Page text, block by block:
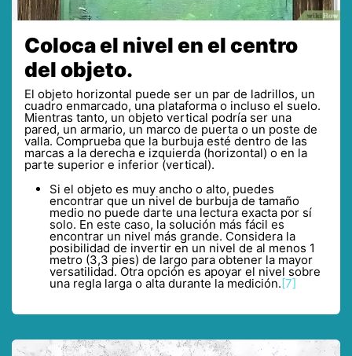
Coloca el nivel en el centro
del objeto.
El objeto horizontal puede ser un par de ladrillos, un
cuadro enmarcado, una plataforma o incluso el suelo.
Mientras tanto, un objeto vertical podría ser una
pared, un armario, un marco de puerta o un poste de
valla. Comprueba que la burbuja esté dentro de las
marcas a la derecha e izquierda (horizontal) o en la
parte superior e inferior (vertical).
Si el objeto es muy ancho o alto, puedes
encontrar que un nivel de burbuja de tamaño
medio no puede darte una lectura exacta por sí
solo. En este caso, la solución más fácil es
encontrar un nivel más grande. Considera la
posibilidad de invertir en un nivel de al menos 1
metro (3,3 pies) de largo para obtener la mayor
versatilidad. Otra opción es apoyar el nivel sobre
una regla larga o alta durante la medición.[7]